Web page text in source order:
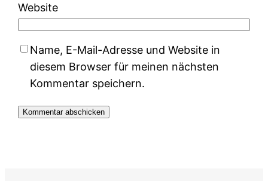
Website
Name, E-Mail-Adresse und Website in
diesem Browser für meinen nächsten
Kommentar speichern.